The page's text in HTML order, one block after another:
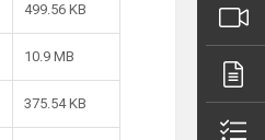
499.56 KB
10.9 MB
375.54 KB